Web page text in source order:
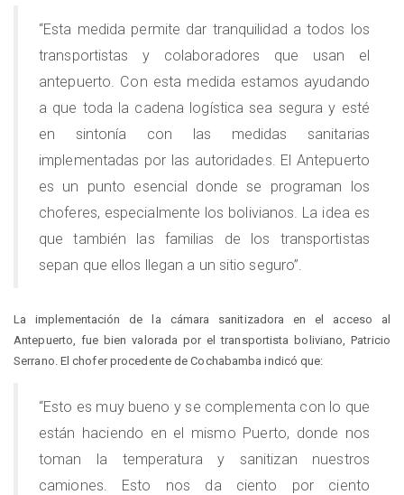
“Esta medida permite dar tranquilidad a todos los
transportistas y colaboradores que usan el
antepuerto. Con esta medida estamos ayudando
a que toda la cadena logística sea segura y esté
en sintonía con las medidas sanitarias
implementadas por las autoridades. El Antepuerto
es un punto esencial donde se programan los
choferes, especialmente los bolivianos. La idea es
que también las familias de los transportistas
sepan que ellos llegan a un sitio seguro”.
La implementación de la cámara sanitizadora en el acceso al
Antepuerto, fue bien valorada por el transportista boliviano, Patricio
Serrano. El chofer procedente de Cochabamba indicó que:
“Esto es muy bueno y se complementa con lo que
están haciendo en el mismo Puerto, donde nos
toman la temperatura y sanitizan nuestros
camiones. Esto nos da ciento por ciento